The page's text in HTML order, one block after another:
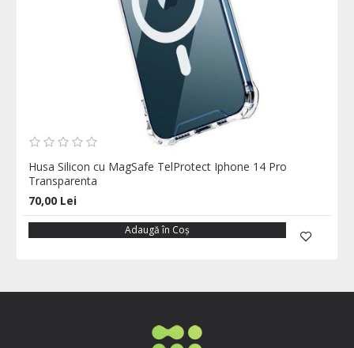
Husa Silicon cu MagSafe TelProtect Iphone 14 Pro
Transparenta
70,00 Lei
Adaugă în Coş